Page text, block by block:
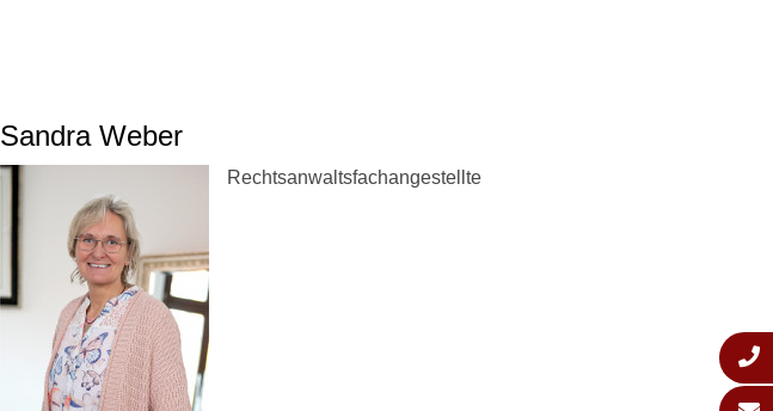
Sandra Weber
Rechtsanwaltsfachangestellte